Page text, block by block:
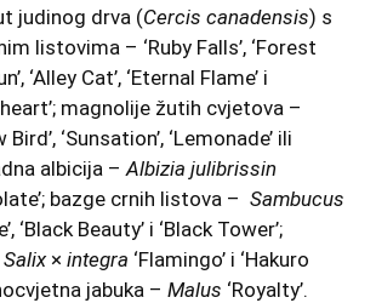
judinog drva (Cercis canadensis) s
listovima – ‘Ruby Falls’, ‘Forest
‘Alley Cat’, ‘Eternal Flame’ i
magnolije žutih cvjetova –
Bird’, ‘Sunsation’, ‘Lemonade’ ili
albicija –Albizia julibrissin
bazge crnih listova – Sambucus
‘Black Beauty’ i ‘Black Tower’;
Salix× integra ‘Flamingo’ i ‘Hakuro
jabuka – Malus ‘Royalty’.